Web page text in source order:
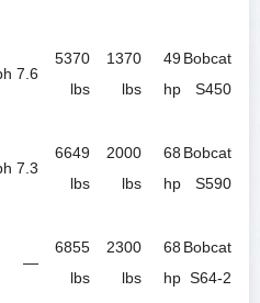
Bobcat
S450
49
hp
1370
lbs
5370
lbs
7.6 mph
Bobcat
S590
68
hp
2000
lbs
6649
lbs
7.3 mph
Bobcat
S64-2
68
hp
2300
lbs
6855
lbs
—